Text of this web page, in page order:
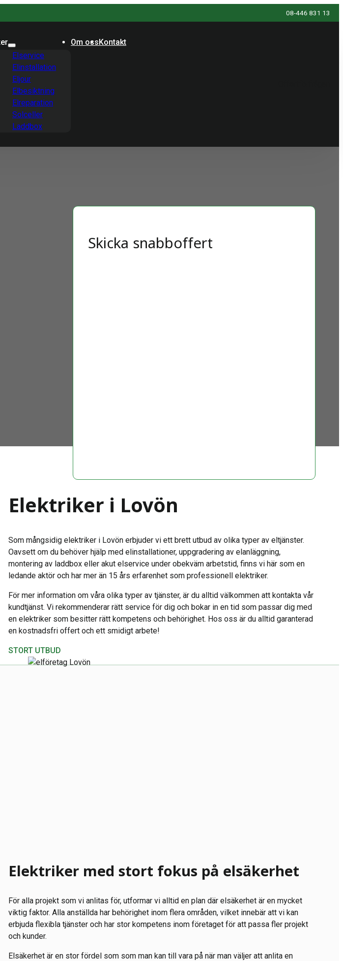
08-446 831 13
Elservice
Elinstallation
Eljour
Elbesiktning
Elreparation
Solceller
Laddbox
Om ossKontakt
Skicka snabboffert
Elektriker i Lovön
Som mångsidig elektriker i Lovön erbjuder vi ett brett utbud av olika typer av eltjänster.
Oavsett om du behöver hjälp med elinstallationer, uppgradering av elanläggning,
montering av laddbox eller akut elservice under obekväm arbetstid, finns vi här som en
ledande aktör och har mer än 15 års erfarenhet som professionell elektriker.
För mer information om våra olika typer av tjänster, är du alltid välkommen att kontakta vår
kundtjänst. Vi rekommenderar rätt service för dig och bokar in en tid som passar dig med
en elektriker som besitter rätt kompetens och behörighet. Hos oss är du alltid garanterad
en kostnadsfri offert och ett smidigt arbete!
STORT UTBUD
Elektriker med stort fokus på elsäkerhet
För alla projekt som vi anlitas för, utformar vi alltid en plan där elsäkerhet är en mycket
viktig faktor. Alla anställda har behörighet inom flera områden, vilket innebär att vi kan
erbjuda flexibla tjänster och har stor kompetens inom företaget för att passa fler projekt
och kunder.
Elsäkerhet är en stor fördel som som man kan till vara på när man väljer att anlita en